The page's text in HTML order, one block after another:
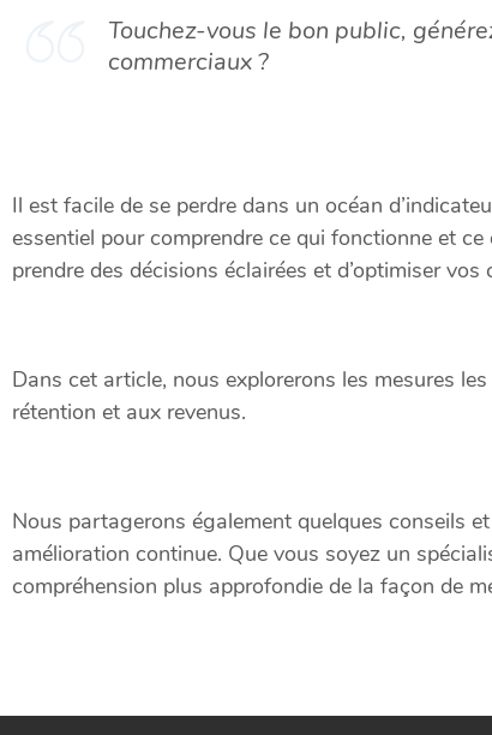
Touchez-vous le bon public,
commerciaux ?
Il est facile de se perdre dans un océan
essentiel pour comprendre ce qui fonctionne et
prendre des décisions éclairées et d’optimiser
Dans cet article, nous explorerons les mesures
rétention et aux revenus.
Nous partagerons également quelques conseils
amélioration continue. Que vous soyez un
compréhension plus approfondie de la façon de